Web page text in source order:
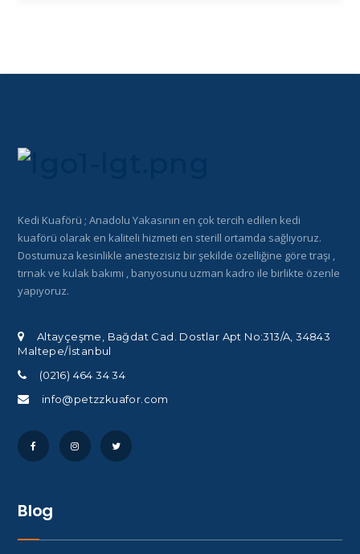
Kedi Kuaförü ; Anadolu Yakasının en çok tercih edilen kedi
kuaförü olarak en kaliteli hizmeti en sterill ortamda sağlıyoruz.
Dostumuza kesinlikle anestezisiz bir şekilde özelliğine göre traşı ,
tırnak ve kulak bakımı , banyosunu uzman kadro ile birlikte özenle
yapıyoruz.
Altayçeşme, Bağdat Cad. Dostlar Apt No:313/A, 34843
Maltepe/İstanbul
(0216) 464 34 34
info@petzzkuafor.com
Blog